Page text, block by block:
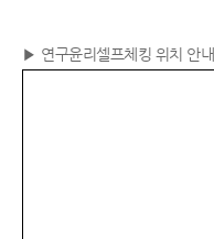
▶ 연구윤리셀프체킹 위치 안내